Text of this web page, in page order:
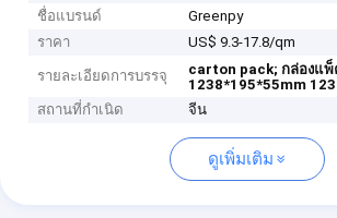
ชื่อแบรนด์
Greenpy
ราคา
US$ 9.3-17.8/qm
รายละเอียดการบรรจุ carton pack; กล่องแพ็
1238*195*55mm
สถานที่กำเนิด
จีน
ดูเพิ่มเติม